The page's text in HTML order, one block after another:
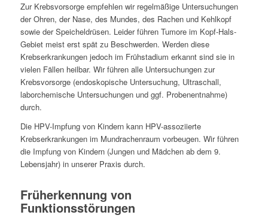
Zur Krebsvorsorge empfehlen wir regelmäßige Untersuchungen
der Ohren, der Nase, des Mundes, des Rachen und Kehlkopf
sowie der Speicheldrüsen. Leider führen Tumore im Kopf-Hals-
Gebiet meist erst spät zu Beschwerden. Werden diese
Krebserkrankungen jedoch im Frühstadium erkannt sind sie in
vielen Fällen heilbar. Wir führen alle Untersuchungen zur
Krebsvorsorge (endoskopische Untersuchung, Ultraschall,
laborchemische Untersuchungen und ggf. Probenentnahme)
durch.
Die HPV-Impfung von Kindern kann HPV-assoziierte
Krebserkrankungen im Mundrachenraum vorbeugen. Wir führen
die Impfung von Kindern (Jungen und Mädchen ab dem 9.
Lebensjahr) in unserer Praxis durch.
Früherkennung von
Funktionsstörungen